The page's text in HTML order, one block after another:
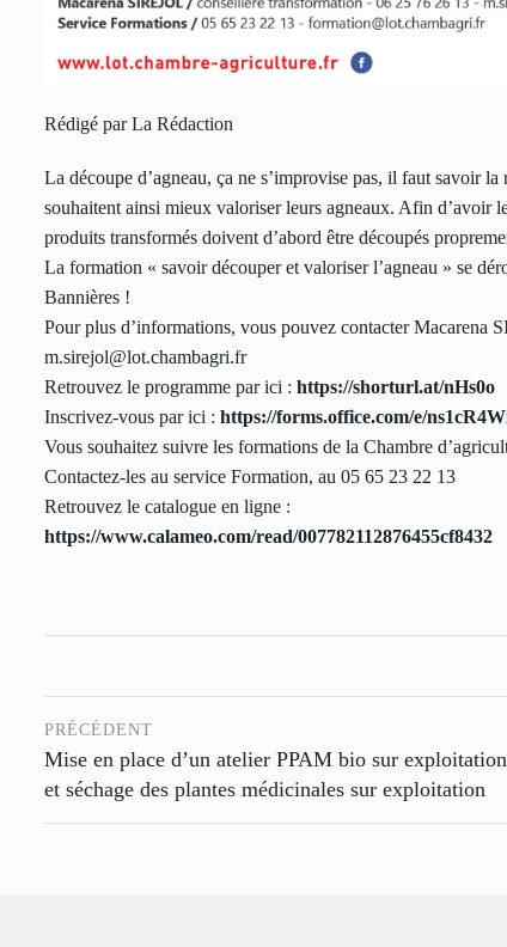
Rédigé par La Rédaction
La découpe d’agneau, ça ne s’improvise pas, il faut savoir
souhaitent ainsi mieux valoriser leurs agneaux. Afin d’avoir
produits transformés doivent d’abord être découpés
La formation « savoir découper et valoriser l’agneau » se
Bannières !
Pour plus d’informations, vous pouvez contacter Macarena
m.sirejol@lot.chambagri.fr
Retrouvez le programme par ici : https://shorturl.at/nHs0o
Inscrivez-vous par ici : https://forms.office.com/e/
Vous souhaitez suivre les formations de la Chambre
Contactez-les au service Formation, au 05 65 23 22 13
Retrouvez le catalogue en ligne :
https://www.calameo.com/read/007782112876455cf8432
PRÉCÉDENT
Mise en place d’un atelier PPAM bio sur exploitation
et séchage des plantes médicinales sur exploitation